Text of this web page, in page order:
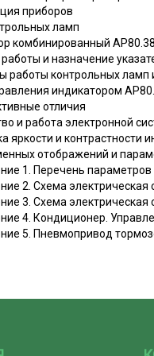
приборов
ламп
комбинированный
и назначение
работы контрольных ламп
индикатором
отличия
и работа электронной
яркости и контрастности
отображений и
1. Перечень
2. Схема электрическая
3. Схема электрическая
4. Кондиционер.
5. Пневмопривод